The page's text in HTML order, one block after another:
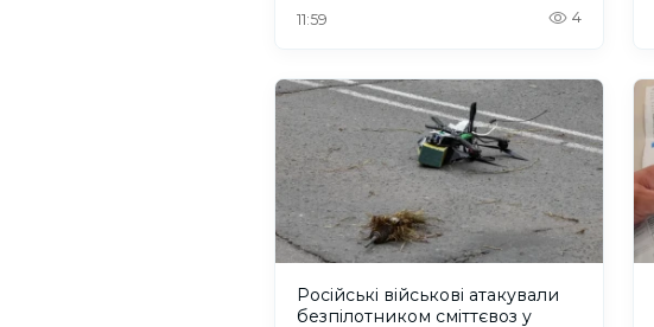
11:59 4
Російські військові атакували
безпілотником сміттєвоз у